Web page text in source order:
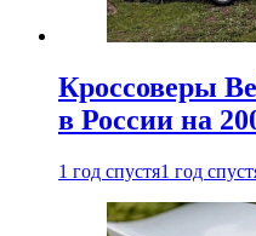
Кроссоверы
в России на
1 год спустя1 год